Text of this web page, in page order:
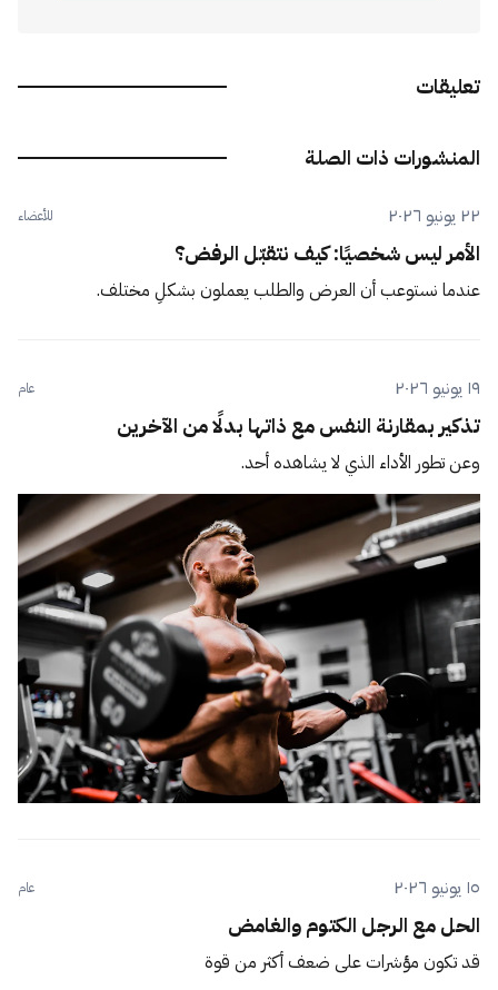
تعليقات
المنشورات ذات الصلة
٢٢ يونيو ٢٠٢٦ للأعضاء
الأمر ليس شخصيًا: كيف نتقبّل الرفض؟
عندما نستوعب أن العرض والطلب يعملون بشكلٍ مختلف.
١٩ يونيو ٢٠٢٦ عام
تذكير بمقارنة النفس مع ذاتها بدلًا من الآخرين
وعن تطور الأداء الذي لا يشاهده أحد.
١٥ يونيو ٢٠٢٦ عام
الحل مع الرجل الكتوم والغامض
قد تكون مؤشرات على ضعف أكثر من قوة